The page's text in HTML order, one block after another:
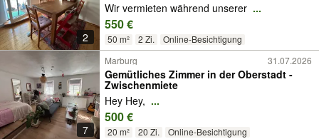
2
Wir vermieten während unserer ...
550 €
50 m² 2 Zi. Online-Besichtigung
7
Marburg 31.07.2026
Gemütliches Zimmer in der Oberstadt -
Zwischenmiete
Hey Hey, ...
500 €
20 m² 20 Zi. Online-Besichtigung